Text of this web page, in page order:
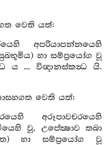
වෙති යත්:
අපරියාපන්නයෙහි
හා සම්ප්‍රයෝග වූ
ය ... විඥානස්කන්‍ධ යි.
වෙති යත්:
අරූපාවචරයෙහි
වූ, උපේක්‍ෂාව තබා
හා සම්ප්‍රයෝග වූ